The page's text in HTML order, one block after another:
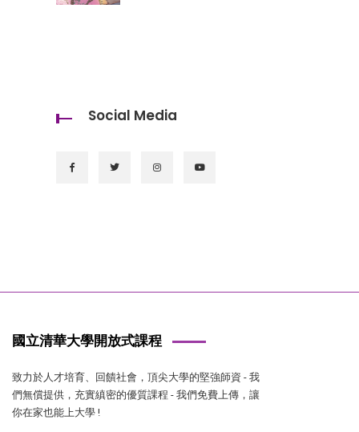
Social Media
國立清華大學開放式課程
致力於人才培育、回饋社會，頂尖大學的堅強師資 - 我
們無償提供，充實縝密的優質課程 - 我們免費上傳，讓
你在家也能上大學 !